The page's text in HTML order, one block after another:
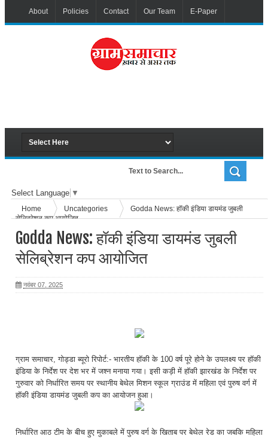
About Policies Contact Our Team E-Paper
Select Language ▼
Home Uncategories
Godda News: हॉकी इंडिया डायमंड जुबली
सेलिब्रेशन कप आयोजित
Godda News: हॉकी इंडिया डायमंड जुबली
सेलिब्रेशन कप आयोजित
नवंबर 07, 2025
ग्राम समाचार, गोड्डा ब्यूरो रिपोर्ट:- भारतीय हॉकी के 100 वर्ष पूरे होने के उपलक्ष्य पर हॉकी
इंडिया के निर्देश पर देश भर में जश्न मनाया गया। इसी कड़ी में हॉकी झारखंड के निर्देश पर
गुरुवार को निर्धारित समय पर स्थानीय बेथेल मिशन स्कूल ग्राउंड में महिला एवं पुरुष वर्ग में
हॉकी इंडिया डायमंड जुबली कप का आयोजन हुआ।
निर्धारित आठ टीम के बीच हुए मुकाबले में पुरुष वर्ग के खिताब पर बेथेल रेड का जबकि महिला